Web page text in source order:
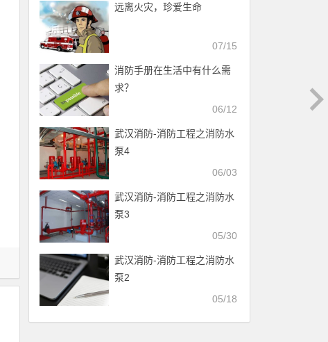
远离火灾，珍爱生命
07/15
消防手册在生活中有什么需
求？
06/12
武汉消防-消防工程之消防水
泵4
06/03
武汉消防-消防工程之消防水
泵3
05/30
武汉消防-消防工程之消防水
泵2
05/18